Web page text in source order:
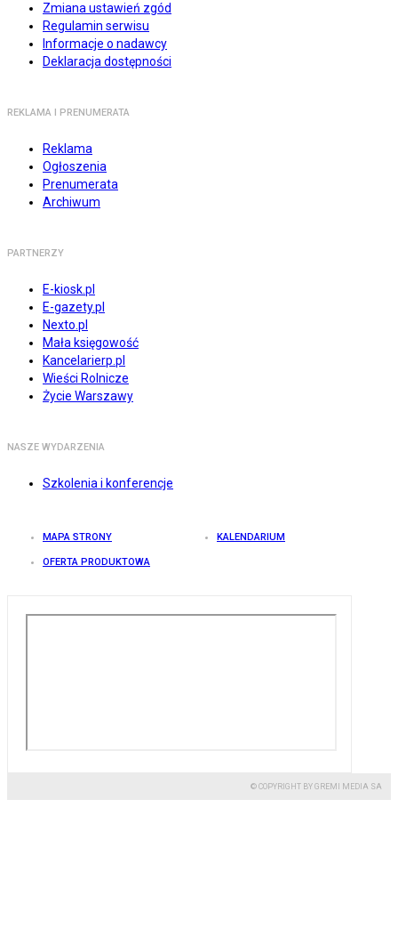
Zmiana ustawień zgód
Regulamin serwisu
Informacje o nadawcy
Deklaracja dostępności
REKLAMA I PRENUMERATA
Reklama
Ogłoszenia
Prenumerata
Archiwum
PARTNERZY
E-kiosk.pl
E-gazety.pl
Nexto.pl
Mała księgowość
Kancelarierp.pl
Wieści Rolnicze
Życie Warszawy
NASZE WYDARZENIA
Szkolenia i konferencje
MAPA STRONY KALENDARIUM
OFERTA PRODUKTOWA
© COPYRIGHT BY GREMI MEDIA SA